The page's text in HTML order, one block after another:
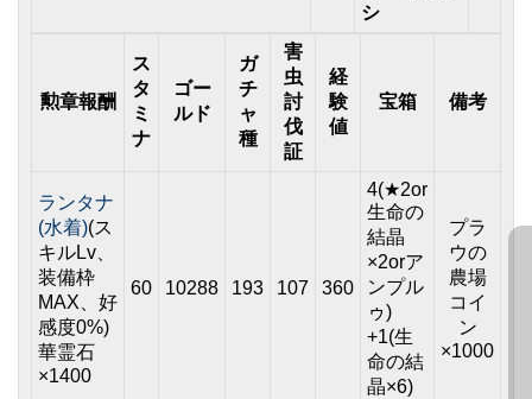
シ
勲章報酬
ス
タ
ミ
ナ
ゴー
ルド
ガ
チ
ャ
種
害
虫
討
伐
証
経
験
値
宝箱 備考
ランタナ
(水着)(ス
キルLv、
装備枠
MAX、好
感度0%)
華霊石
×1400
60 10288 193 107 360
4(★2or
生命の
結晶
×2orア
ンプル
ゥ)
+1(生
命の結
晶×6)
プラ
ウの
農場
コイ
ン
×1000